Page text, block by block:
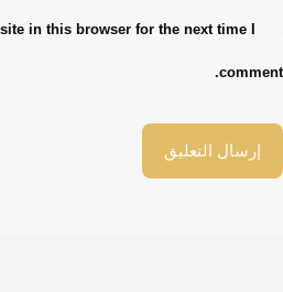
in this browser for the next time I
comment.
إرسال التعليق